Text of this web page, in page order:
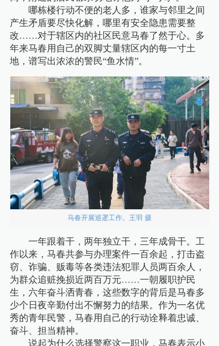
哪栋楼行动不便的老人多，谁家与邻里之间
产生矛盾要尽快化解，哪里有安全隐患需要整
改……对于辖区内的社区民意马春了然于心。多
年来马春用自己的双脚丈量辖区内的每一寸土
地，谱写出浓浓的警民“鱼水情”。
马春开展巡逻工作。王羽 摄
一年跟着干，两年独立干，三年成骨干。工
作以来，马春共参与办理案件一百余起，打击盗
窃、诈骗、贩毒等各类违法犯罪人员两百余人，
为群众追赃挽损近两百万元……一朝履职护民
生，六年奋斗洒青春，这些数字的背后是马春多
少个日夜辛勤付出不懈努力的结果。作为一名优
秀的青年民警，马春用自己的行动诠释着忠诚、
奋斗、担当精神。
说起为什么选择警察这一职业，马春表示小